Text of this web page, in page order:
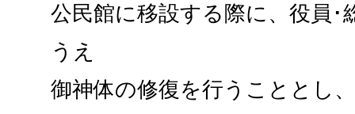
公民館に移設する際に、役員･
うえ
御神体の修復を行うこととし